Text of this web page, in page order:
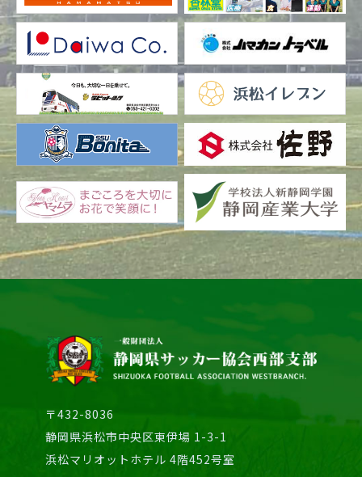
〒432-8036
静岡県浜松市中央区東伊場 1-3-1
浜松マリオットホテル 4階452号室